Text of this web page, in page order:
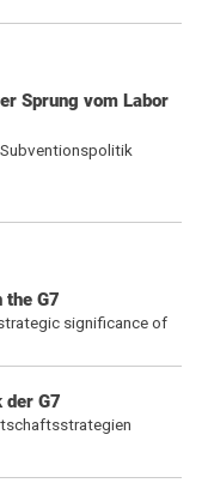
Sprung vom Labor
the G7
significance of
G7